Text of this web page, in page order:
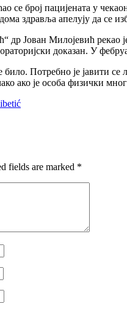
број пацијената у
здравља апелују да се
Јован Милојевић рекао
доказан. У
Потребно је јавити
ако је особа физички
fields are marked *